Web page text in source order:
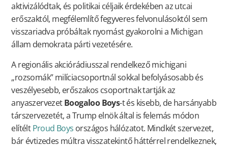
aktivizálódtak, és politikai céljaik érdekében az utcai
erőszaktól, megfélemlítő fegyveres felvonulásoktól sem
visszariadva próbáltak nyomást gyakorolni a Michigan
állam demokrata párti vezetésére.
A regionális akciórádiusszal rendelkező michigani
„rozsomák” milíciacsoportnál sokkal befolyásosabb és
veszélyesebb, erőszakos csoportnak tartják az
anyaszervezetBoogaloo Boys-t és kisebb, de harsányabb
társzervezetét, a Trump elnök által is felemás módon
elítéltProud Boys országos hálózatot. Mindkét szervezet,
bár évtizedes múltra visszatekintő háttérrel rendelkeznek,